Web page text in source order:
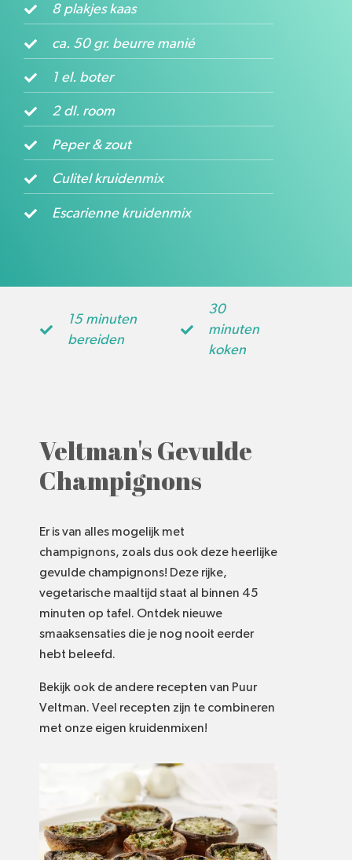
8 plakjes kaas
ca. 50 gr. beurre manié
1 el. boter
2 dl. room
Peper & zout
Culitel kruidenmix
Escarienne kruidenmix
15 minuten
bereiden
30
minuten
koken
Veltman's Gevulde
Champignons
Er is van alles mogelijk met
champignons, zoals dus ook deze heerlijke
gevulde champignons! Deze rijke,
vegetarische maaltijd staat al binnen 45
minuten op tafel. Ontdek nieuwe
smaaksensaties die je nog nooit eerder
hebt beleefd.
Bekijk ook de andere recepten van Puur
Veltman. Veel recepten zijn te combineren
met onze eigen kruidenmixen!